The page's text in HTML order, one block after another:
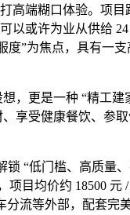
高端糊口体验。项
以或许为业从供给
度”为焦点，具有一
更是一种 “精工建
享受健康餐饮、参
“低门槛、高质量、
目均价约 18500 元
流等外部，配套完